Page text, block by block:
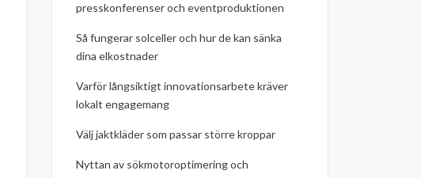
presskonferenser och eventproduktionen
Så fungerar solceller och hur de kan sänka
dina elkostnader
Varför långsiktigt innovationsarbete kräver
lokalt engagemang
Välj jaktkläder som passar större kroppar
Nyttan av sökmotoroptimering och